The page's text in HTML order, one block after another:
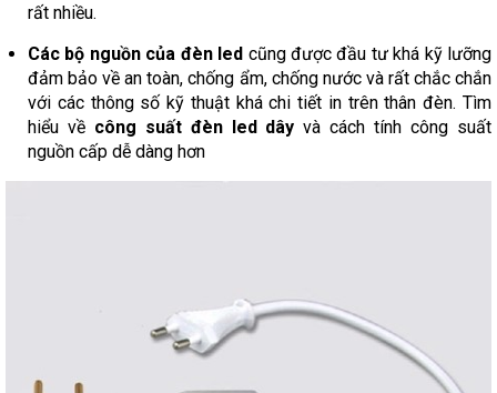
rất nhiều.
Các bộ nguồn của đèn led cũng được đầu tư khá kỹ lưỡng
đảm bảo về an toàn, chống ẩm, chống nước và rất chắc chắn
với các thông số kỹ thuật khá chi tiết in trên thân đèn. Tìm
hiểu về công suất đèn led dâyvà cách tính công suất
nguồn cấp dễ dàng hơn